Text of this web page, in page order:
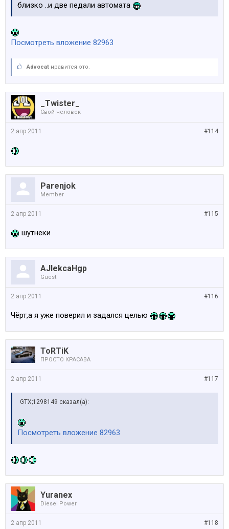
близко ..и две педали автомата
Посмотреть вложение 82963
Advocat нравится это.
_Twister_
Свой человек
#114
2 апр 2011
Parenjok
Member
#115
2 апр 2011
шутнеки
AJlekcaHgp
Guest
#116
2 апр 2011
Чёрт,а я уже поверил и задался целью
ToRTiK
ПРОСТО КРАСАВА
#117
2 апр 2011
GTX;1298149 сказал(а):
Посмотреть вложение 82963
Yuranex
Diesel Power
#118
2 апр 2011